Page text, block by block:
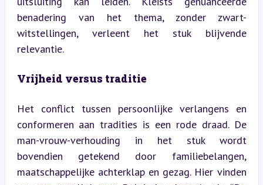
benadering van het thema, zonder zwart-
witstellingen, verleent het stuk blijvende
relevantie.
Vrijheid versus traditie
Het conflict tussen persoonlijke verlangens en
conformeren aan tradities is een rode draad. De
man-vrouw-verhouding in het stuk wordt
bovendien getekend door familiebelangen,
maatschappelijke achterklap en gezag. Hier vinden